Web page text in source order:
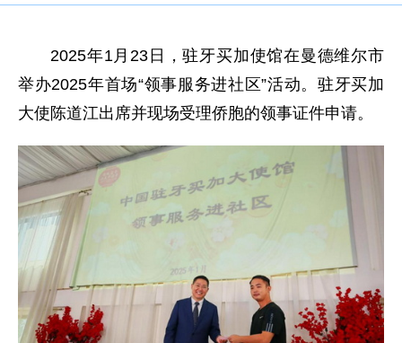
2025年1月23日，驻牙买加使馆在曼德维尔市
举办2025年首场“领事服务进社区”活动。驻牙买加
大使陈道江出席并现场受理侨胞的领事证件申请。